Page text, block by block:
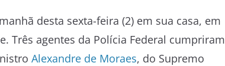
desta sexta-feira (2) em sua casa, em
Três agentes da Polícia Federal cumpriram
Alexandre de Moraes, do Supremo